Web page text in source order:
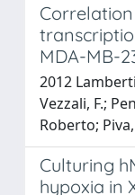
MDA-MB-
2012
Vezzali, F.;
Roberto;
Culturing
hypoxia in